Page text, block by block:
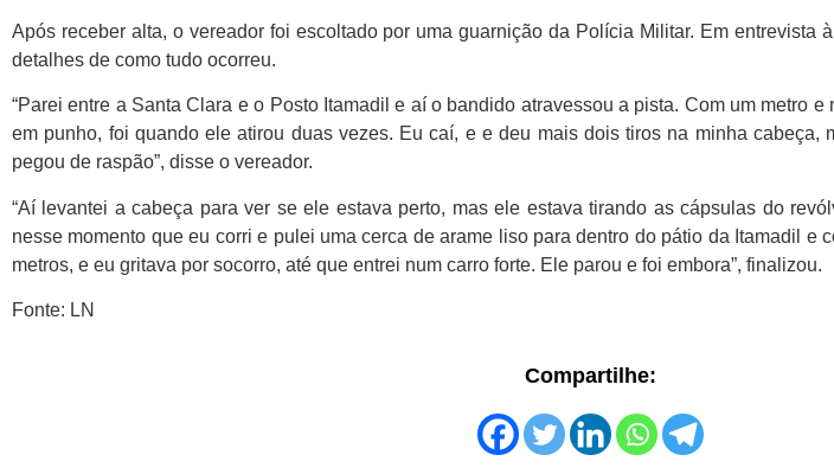
Após receber alta, o vereador foi escoltado por uma guarnição da Polícia Militar. Em entrevista
detalhes de como tudo ocorreu.
“Parei entre a Santa Clara e o Posto Itamadil e aí o bandido atravessou a pista. Com um metro
em punho, foi quando ele atirou duas vezes. Eu caí, e e deu mais dois tiros na minha cabeça,
pegou de raspão”, disse o vereador.
“Aí levantei a cabeça para ver se ele estava perto, mas ele estava tirando as cápsulas do
nesse momento que eu corri e pulei uma cerca de arame liso para dentro do pátio da Itamadil e
metros, e eu gritava por socorro, até que entrei num carro forte. Ele parou e foi embora”, finalizou.
Fonte: LN
Compartilhe: